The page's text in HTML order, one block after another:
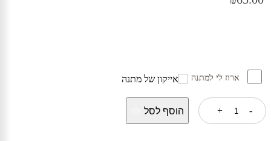
ארוז לי למתנה
כמות
של
גור
-
+ הוסף לסל